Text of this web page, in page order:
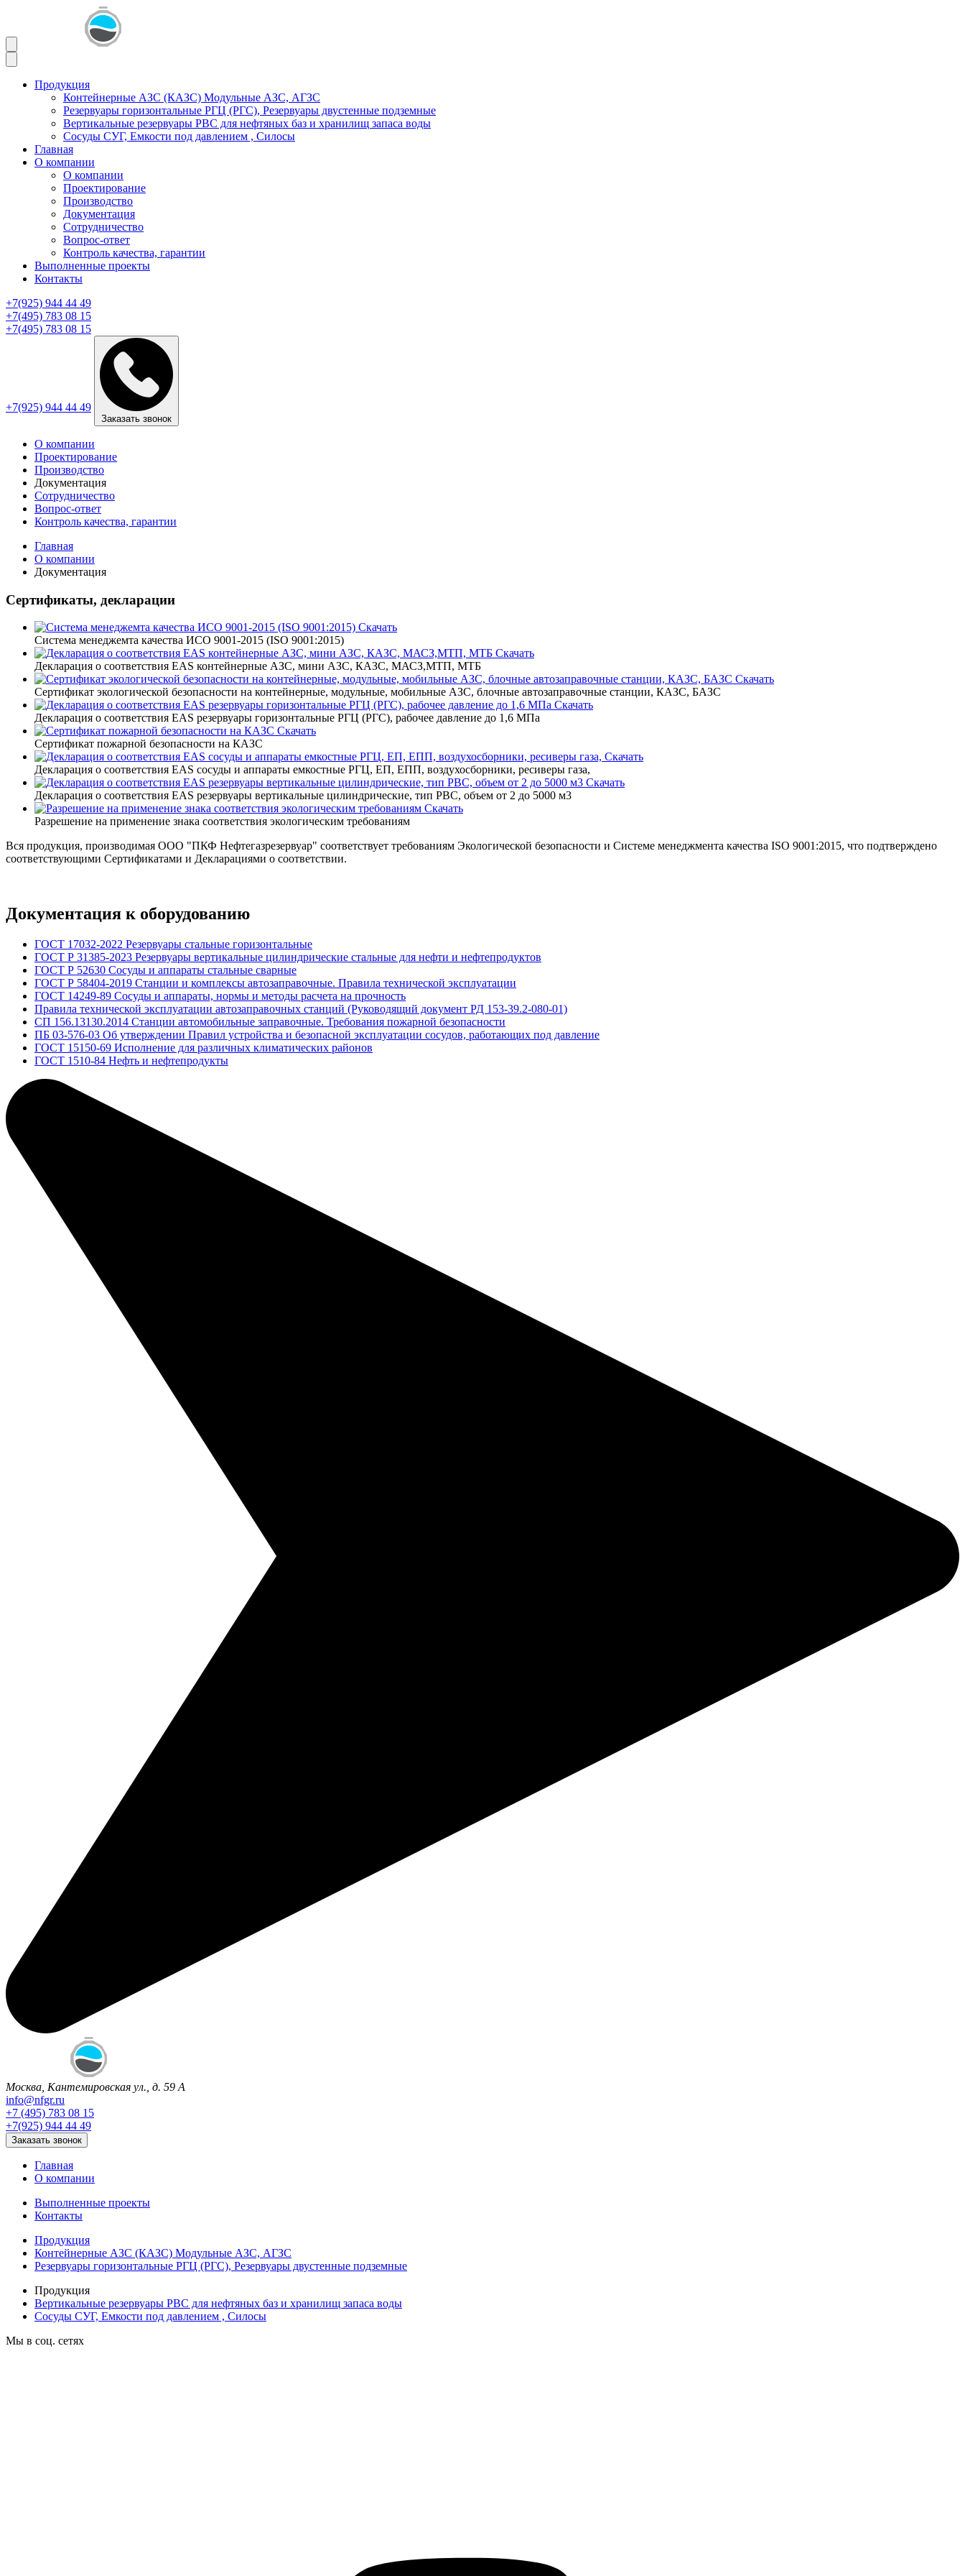
Продукция
Контейнерные АЗС (КАЗС) Модульные АЗС, АГЗС
Резервуары горизонтальные РГЦ (РГС), Резервуары двустенные подземные
Вертикальные резервуары РВС для нефтяных баз и хранилищ запаса воды
Сосуды СУГ, Емкости под давлением , Силосы
Главная
О компании
О компании
Проектирование
Производство
Документация
Сотрудничество
Вопрос-ответ
Контроль качества, гарантии
Выполненные проекты
Контакты
+7(925) 944 44 49
+7(495) 783 08 15
+7(495) 783 08 15
+7(925) 944 44 49
Заказать звонок
О компании
Проектирование
Производство
Документация
Сотрудничество
Вопрос-ответ
Контроль качества, гарантии
Главная
О компании
Документация
Сертификаты, декларации
Скачать
Система менеджемта качества ИСО 9001-2015 (ISO 9001:2015)
Скачать
Декларация о соответствия EAS контейнерные АЗС, мини АЗС, КАЗС, МАСЗ,МТП, МТБ
Скачать
Сертификат экологической безопасности на контейнерные, модульные, мобильные АЗС, блочные автозаправочные станции, КАЗС, БАЗС
Скачать
Декларация о соответствия EAS резервуары горизонтальные РГЦ (РГС), рабочее давление до 1,6 МПа
Скачать
Сертификат пожарной безопасности на КАЗС
Скачать
Декларация о соответствия EAS сосуды и аппараты емкостные РГЦ, ЕП, ЕПП, воздухосборники, ресиверы газа,
Скачать
Декларация о соответствия EAS резервуары вертикальные цилиндрические, тип РВС, объем от 2 до 5000 м3
Скачать
Разрешение на применение знака соответствия экологическим требованиям
Вся продукция, производимая ООО "ПКФ Нефтегазрезервуар" соответствует требованиям Экологической безопасности и Системе менеджмента качества ISO 9001:2015, что подтверждено
соответствующими Сертификатами и Декларациями о соответствии.
Документация к оборудованию
ГОСТ 17032-2022 Резервуары стальные горизонтальные
ГОСТ Р 31385-2023 Резервуары вертикальные цилиндрические стальные для нефти и нефтепродуктов
ГОСТ Р 52630 Сосуды и аппараты стальные сварные
ГОСТ Р 58404-2019 Станции и комплексы автозаправочные. Правила технической эксплуатации
ГОСТ 14249-89 Сосуды и аппараты, нормы и методы расчета на прочность
Правила технической эксплуатации автозаправочных станций (Руководящий документ РД 153-39.2-080-01)
СП 156.13130.2014 Станции автомобильные заправочные. Требования пожарной безопасности
ПБ 03-576-03 Об утверждении Правил устройства и безопасной эксплуатации сосудов, работающих под давление
ГОСТ 15150-69 Исполнение для различных климатических районов
ГОСТ 1510-84 Нефть и нефтепродукты
Москва, Кантемировская ул., д. 59 А
info@nfgr.ru
+7 (495) 783 08 15
+7(925) 944 44 49
Заказать звонок
Главная
О компании
Выполненные проекты
Контакты
Продукция
Контейнерные АЗС (КАЗС) Модульные АЗС, АГЗС
Резервуары горизонтальные РГЦ (РГС), Резервуары двустенные подземные
Продукция
Вертикальные резервуары РВС для нефтяных баз и хранилищ запаса воды
Сосуды СУГ, Емкости под давлением , Силосы
Мы в соц. сетях